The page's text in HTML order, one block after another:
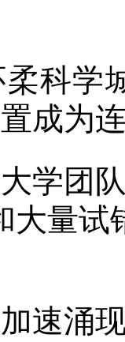
学城
成为
团队
大量
涌现